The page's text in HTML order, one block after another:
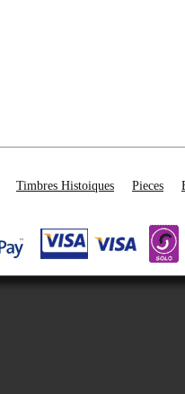
Timbres Histoiques Pieces